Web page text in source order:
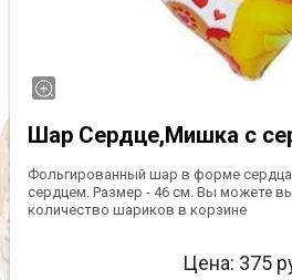
Шар Сердце,Мишка с
Фольгированный шар в форме
сердцем. Размер - 46 см. Вы можете
количество шариков в корзине
Цена: 375